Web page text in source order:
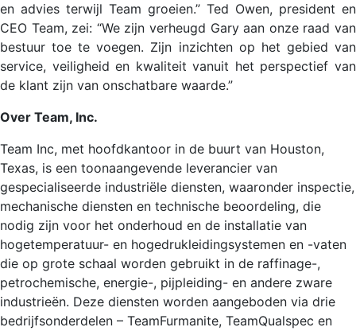
en advies terwijl Team groeien.” Ted Owen, president en
CEO Team, zei: “We zijn verheugd Gary aan onze raad van
bestuur toe te voegen. Zijn inzichten op het gebied van
service, veiligheid en kwaliteit vanuit het perspectief van
de klant zijn van onschatbare waarde.”
Over Team, Inc.
Team Inc, met hoofdkantoor in de buurt van Houston,
Texas, is een toonaangevende leverancier van
gespecialiseerde industriële diensten, waaronder inspectie,
mechanische diensten en technische beoordeling, die
nodig zijn voor het onderhoud en de installatie van
hogetemperatuur- en hogedrukleidingsystemen en -vaten
die op grote schaal worden gebruikt in de raffinage-,
petrochemische, energie-, pijpleiding- en andere zware
industrieën. Deze diensten worden aangeboden via drie
bedrijfsonderdelen – TeamFurmanite, TeamQualspec en